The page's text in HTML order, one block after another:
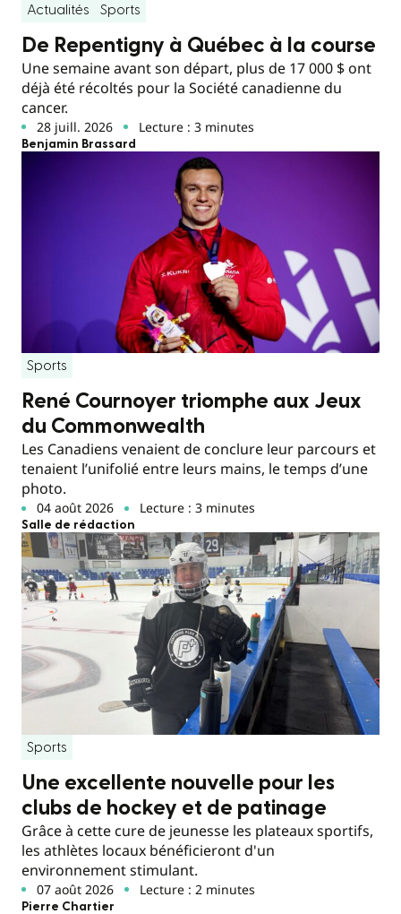
Actualités Sports
De Repentigny à Québec à la course
Une semaine avant son départ, plus de 17 000 $ ont
déjà été récoltés pour la Société canadienne du
cancer.
28 juill. 2026 Lecture : 3 minutes
Benjamin Brassard
Sports
René Cournoyer triomphe aux Jeux
du Commonwealth
Les Canadiens venaient de conclure leur parcours et
tenaient l’unifolié entre leurs mains, le temps d’une
photo.
04 août 2026 Lecture : 3 minutes
Salle de rédaction
Sports
Une excellente nouvelle pour les
clubs de hockey et de patinage
Grâce à cette cure de jeunesse les plateaux sportifs,
les athlètes locaux bénéficieront d'un
environnement stimulant.
07 août 2026 Lecture : 2 minutes
Pierre Chartier